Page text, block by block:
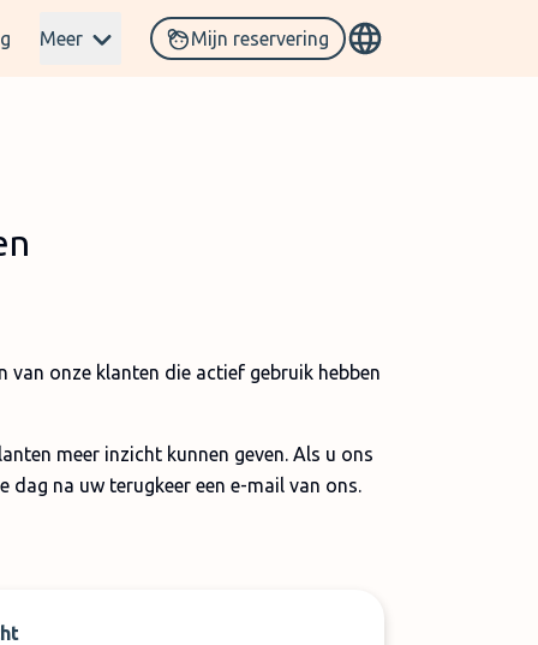
Meer Mijn reservering
onze klanten die actief gebruik hebben
meer inzicht kunnen geven. Als u ons
na uw terugkeer een e-mail van ons.